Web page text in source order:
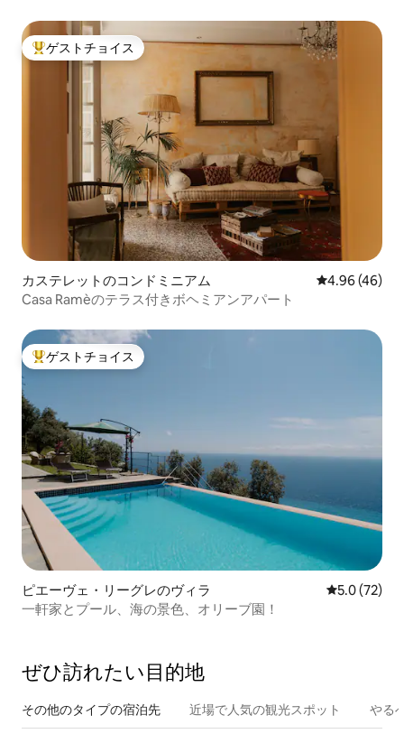
大好評のゲストチョイスです。
ゲストチョイス
カステレットのコンドミニアム レビュー46
4.96 (46)
Casa Ramèのテラス付きボヘミアンアパート
大好評のゲストチョイスです。
ゲストチョイス
ピエーヴェ・リーグレのヴィラ レビュー72
5.0 (72)
一軒家とプール、海の景色、オリーブ園！
ぜひ訪⁠れ⁠た⁠い目⁠的⁠地
その他のタ⁠イ⁠プ⁠の宿⁠泊⁠先 近場で人気の観光スポット やる